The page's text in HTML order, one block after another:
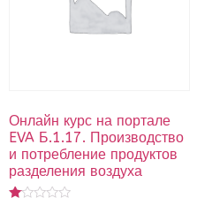
Онлайн курс на портале
EVA Б.1.17. Производство
и потребление продуктов
разделения воздуха